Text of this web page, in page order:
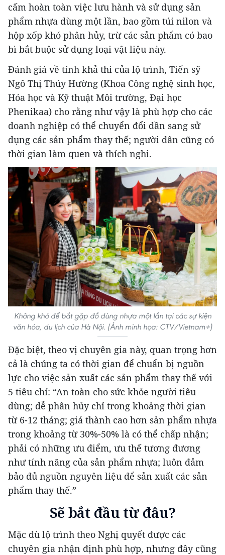
cấm hoàn toàn việc lưu hành và sử dụng sản
phẩm nhựa dùng một lần, bao gồm túi nilon và
hộp xốp khó phân hủy, trừ các sản phẩm có bao
bì bắt buộc sử dụng loại vật liệu này.
Đánh giá về tính khả thi của lộ trình, Tiến sỹ
Ngô Thị Thúy Hường (Khoa Công nghệ sinh học,
Hóa học và Kỹ thuật Môi trường, Đại học
Phenikaa) cho rằng như vậy là phù hợp cho các
doanh nghiệp có thể chuyển đổi dần sang sử
dụng các sản phẩm thay thế; người dân cũng có
thời gian làm quen và thích nghi.
Không khó để bắt gặp đồ dùng nhựa một lần tại các sự kiện
văn hóa, du lịch của Hà Nội. (Ảnh minh họa: CTV/Vietnam+)
Đặc biệt, theo vị chuyên gia này, quan trọng hơn
cả là chúng ta có thời gian để chuẩn bị nguồn
lực cho việc sản xuất các sản phẩm thay thế với
5 tiêu chí: “An toàn cho sức khỏe người tiêu
dùng; dễ phân hủy chỉ trong khoảng thời gian
từ 6-12 tháng; giá thành cao hơn sản phẩm nhựa
trong khoảng từ 30%-50% là có thể chấp nhận;
phải có những ưu điểm, ưu thế tương đương
như tính năng của sản phẩm nhựa; luôn đảm
bảo đủ nguồn nguyên liệu để sản xuất các sản
phẩm thay thế.”
Sẽ bắt đầu từ đâu?
Mặc dù lộ trình theo Nghị quyết được các
chuyên gia nhận định phù hợp, nhưng đây cũng